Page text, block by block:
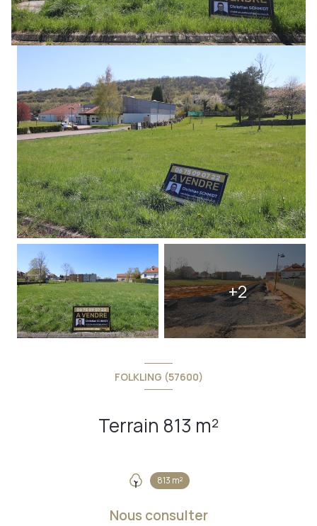
+2
FOLKLING (57600)
Terrain 813 m²
813 m²
Nous consulter